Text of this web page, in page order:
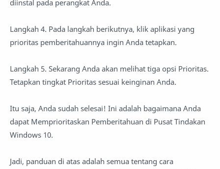
diinstal pada perangkat Anda.
Langkah 4. Pada langkah berikutnya, klik aplikasi yang
prioritas pemberitahuannya ingin Anda tetapkan.
Langkah 5. Sekarang Anda akan melihat tiga opsi Prioritas.
Tetapkan tingkat Prioritas sesuai keinginan Anda.
Itu saja, Anda sudah selesai! Ini adalah bagaimana Anda
dapat Memprioritaskan Pemberitahuan di Pusat Tindakan
Windows 10.
Jadi, panduan di atas adalah semua tentang cara